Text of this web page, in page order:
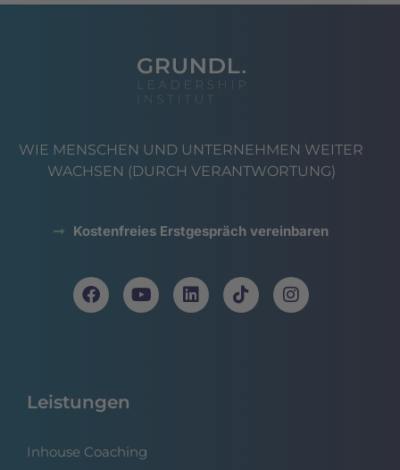
WIE MENSCHEN UND UNTERNEHMEN WEITER
WACHSEN (DURCH VERANTWORTUNG)
Kostenfreies Erstgespräch vereinbaren
Leistungen
Inhouse Coaching